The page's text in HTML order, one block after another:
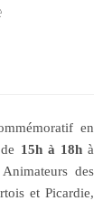
en
15h à 18hà
des
et Picardie,